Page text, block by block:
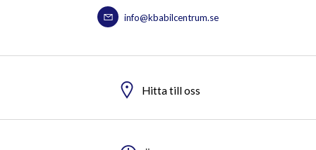
info@kbabilcentrum.se
Hitta till oss